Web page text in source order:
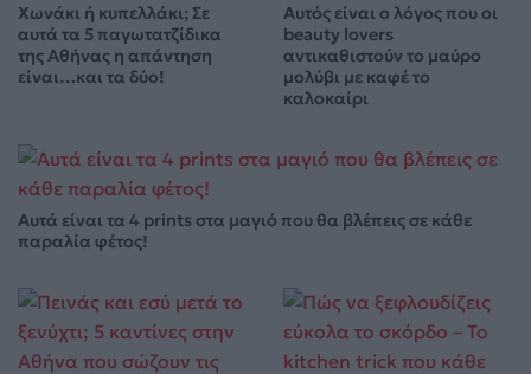
Χωνάκι ή κυπελλάκι; Σε
αυτά τα 5 παγωτατζίδικα
της Αθήνας η απάντηση
είναι…και τα δύο!
Αυτός είναι ο λόγος που οι
beauty lovers
αντικαθιστούν το μαύρο
μολύβι με καφέ το
καλοκαίρι
Αυτά είναι τα 4 prints στα μαγιό που θα βλέπεις σε κάθε
παραλία φέτος!